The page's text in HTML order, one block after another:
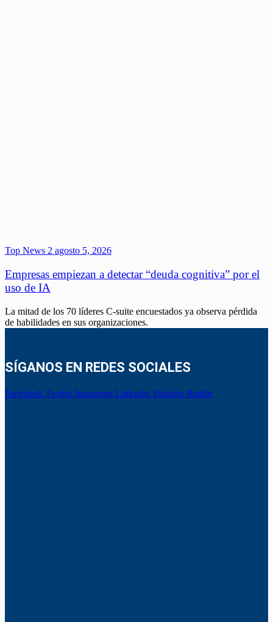
Top News 2 agosto 5, 2026
Empresas empiezan a detectar “deuda cognitiva” por el
uso de IA
La mitad de los 70 líderes C-suite encuestados ya observa pérdida
de habilidades en sus organizaciones.
SÍGANOS EN REDES SOCIALES
Facebook Twitter Instagram Linkedin Youtube Reddit